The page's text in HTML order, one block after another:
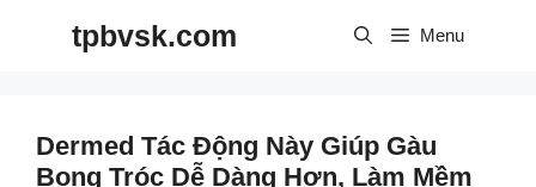
tpbvsk.com Menu
Dermed Tác Động Này Giúp Gàu
Bong Tróc Dễ Dàng Hơn, Làm Mềm